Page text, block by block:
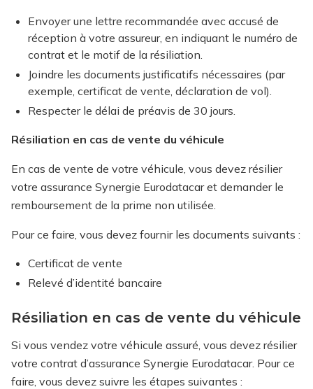
Envoyer une lettre recommandée avec accusé de
réception à votre assureur, en indiquant le numéro de
contrat et le motif de la résiliation.
Joindre les documents justificatifs nécessaires (par
exemple, certificat de vente, déclaration de vol).
Respecter le délai de préavis de 30 jours.
Résiliation en cas de vente du véhicule
En cas de vente de votre véhicule, vous devez résilier
votre assurance Synergie Eurodatacar et demander le
remboursement de la prime non utilisée.
Pour ce faire, vous devez fournir les documents suivants :
Certificat de vente
Relevé d’identité bancaire
Résiliation en cas de vente du véhicule
Si vous vendez votre véhicule assuré, vous devez résilier
votre contrat d’assurance Synergie Eurodatacar. Pour ce
faire, vous devez suivre les étapes suivantes :